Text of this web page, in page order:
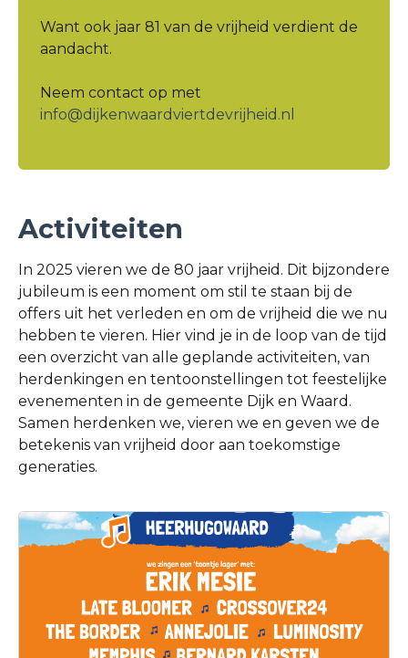
Want ook jaar 81 van de vrijheid verdient de
aandacht.
Neem contact op met
info@dijkenwaardviertdevrijheid.nl
Activiteiten
In 2025 vieren we de 80 jaar vrijheid. Dit bijzondere
jubileum is een moment om stil te staan bij de
offers uit het verleden en om de vrijheid die we nu
hebben te vieren. Hier vind je in de loop van de tijd
een overzicht van alle geplande activiteiten, van
herdenkingen en tentoonstellingen tot feestelijke
evenementen in de gemeente Dijk en Waard.
Samen herdenken we, vieren we en geven we de
betekenis van vrijheid door aan toekomstige
generaties.